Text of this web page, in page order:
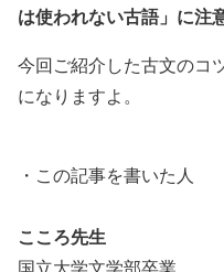
は使われない古語」に注
今回ご紹介した古文のコ
になりますよ。
・この記事を書いた人
こころ先生
国立大学文学部卒業